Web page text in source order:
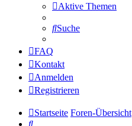
Aktive Themen
Suche
FAQ
Kontakt
Anmelden
Registrieren
Startseite Foren-Übersicht
Suche